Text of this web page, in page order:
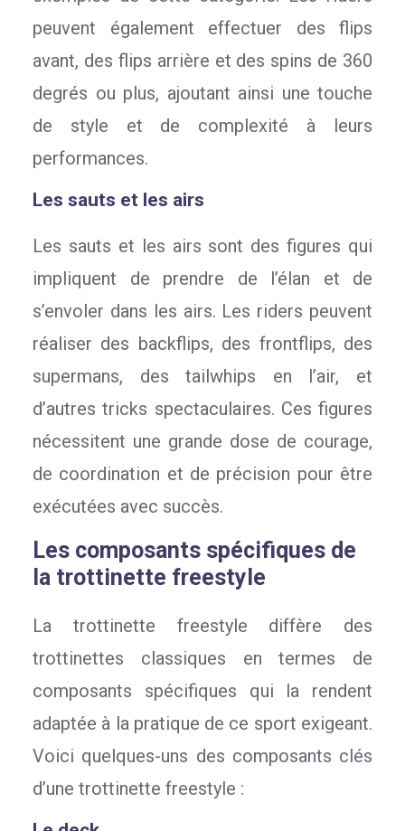
peuvent également effectuer des flips
avant, des flips arrière et des spins de 360
degrés ou plus, ajoutant ainsi une touche
de style et de complexité à leurs
performances.
Les sauts et les airs
Les sauts et les airs sont des figures qui
impliquent de prendre de l’élan et de
s’envoler dans les airs. Les riders peuvent
réaliser des backflips, des frontflips, des
supermans, des tailwhips en l’air, et
d’autres tricks spectaculaires. Ces figures
nécessitent une grande dose de courage,
de coordination et de précision pour être
exécutées avec succès.
Les composants spécifiques de
la trottinette freestyle
La trottinette freestyle diffère des
trottinettes classiques en termes de
composants spécifiques qui la rendent
adaptée à la pratique de ce sport exigeant.
Voici quelques-uns des composants clés
d’une trottinette freestyle :